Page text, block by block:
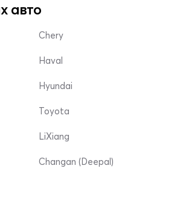
авто
Chery
Haval
Hyundai
Toyota
LiXiang
Changan (Deepal)